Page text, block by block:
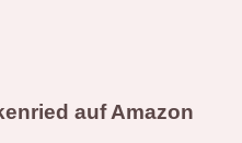
auf Amazon